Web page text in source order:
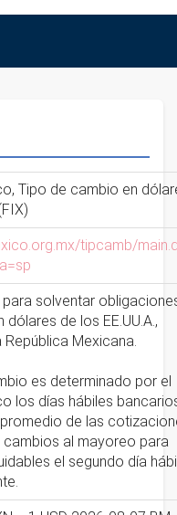
Tipo de cambio en
tipcamb/
solventar
de los EE.UU.A.,
Mexicana.
es determinado por el
los días hábiles
de las
al mayoreo para
el segundo día